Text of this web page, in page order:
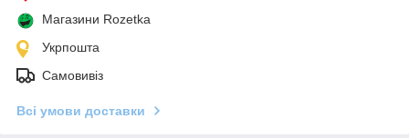
Магазини Rozetka
Укрпошта
Самовивіз
Всі умови доставки